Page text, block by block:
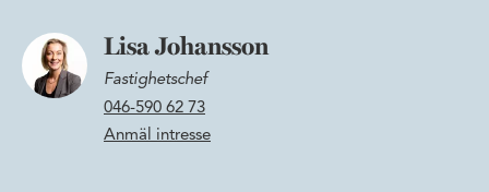
Lisa Johansson
Fastighetschef
046-590 62 73
Anmäl intresse